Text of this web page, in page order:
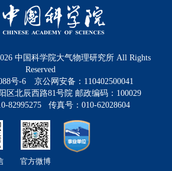
中国科学院大气物理研究所 All Rights
Reserved
号-6
京公网安备：110402500041
区北辰西路81号院 邮政编码：100029
82995275 传真号：010-62028604
官方微博